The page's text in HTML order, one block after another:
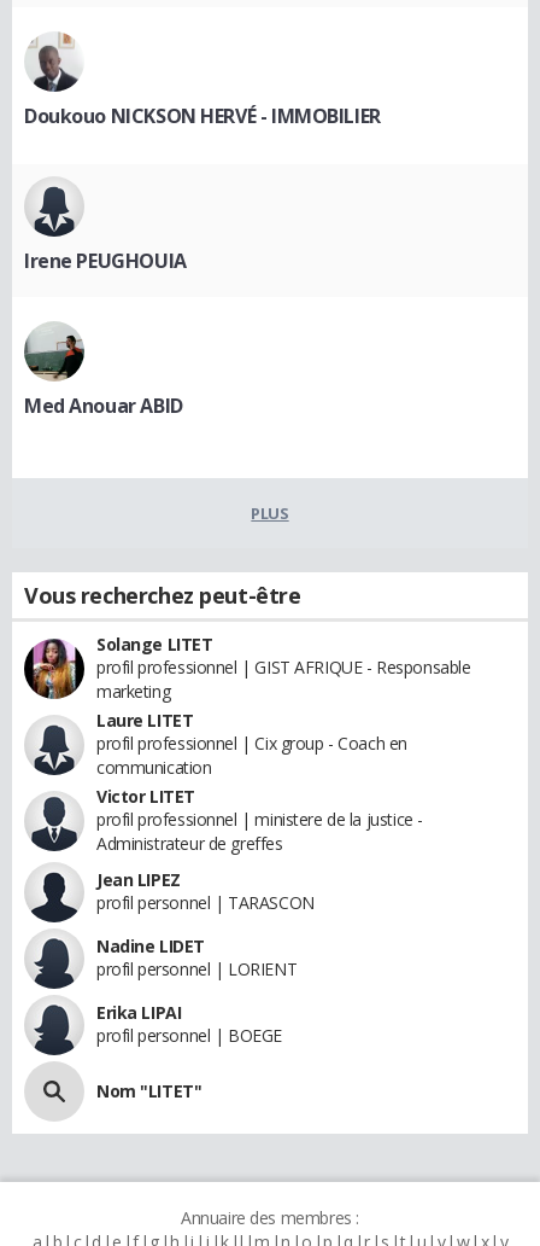
Doukouo NICKSON HERVÉ - IMMOBILIER
Irene PEUGHOUIA
Med Anouar ABID
PLUS
Vous recherchez peut-être
Solange LITET
profil professionnel | GIST AFRIQUE - Responsable
marketing
Laure LITET
profil professionnel | Cix group - Coach en
communication
Victor LITET
profil professionnel | ministere de la justice -
Administrateur de greffes
Jean LIPEZ
profil personnel | TARASCON
Nadine LIDET
profil personnel | LORIENT
Erika LIPAI
profil personnel | BOEGE
Nom "LITET"
Annuaire des membres :